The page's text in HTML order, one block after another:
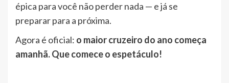
épica para você não perder nada — e já se
preparar para a próxima.
Agora é oficial: o maior cruzeiro do ano começa
amanhã. Que comece o espetáculo!